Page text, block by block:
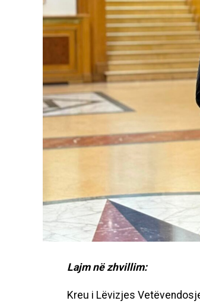
Lajm në zhvillim:
Kreu i Lëvizjes